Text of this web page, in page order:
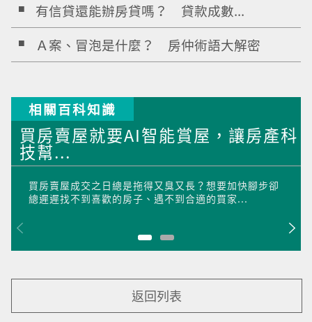
有信貸還能辦房貸嗎？ 貸款成數...
Ａ案、冒泡是什麼？ 房仲術語大解密
相關百科知識
買房賣屋就要AI智能賞屋，讓房產科
技幫...
買房賣屋成交之日總是拖得又臭又長？想要加快腳步卻
總遲遲找不到喜歡的房子、遇不到合適的買家...
返回列表